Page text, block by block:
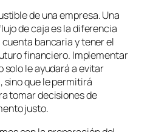
de una empresa. Una
de caja es la diferencia
bancaria y tener el
financiero. Implementar
solo le ayudará a evitar
sino que le permitirá
tomar decisiones de
justo.